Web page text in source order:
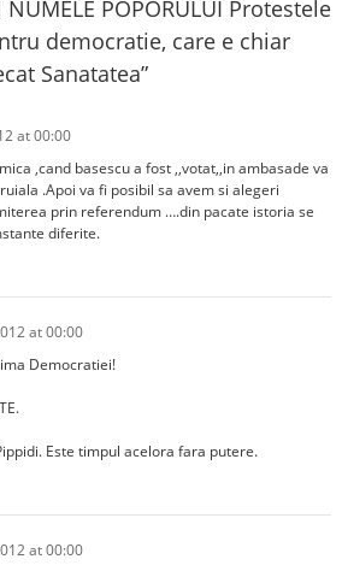
NUMELE POPORULUI Protestele
democratie, care e chiar
Sanatatea”
at 00:00
,cand basescu a fost ,,votat,,in ambasade va
.Apoi va fi posibil sa avem si alegeri
prin referendum ….din pacate istoria se
diferite.
at 00:00
Democratiei!
Este timpul acelora fara putere.
at 00:00